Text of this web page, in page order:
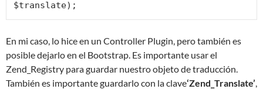
$translate);
En mi caso, lo hice en un Controller Plugin, pero también es
posible dejarlo en el Bootstrap. Es importante usar el
Zend_Registry para guardar nuestro objeto de traducción.
También es importante guardarlo con la clave‘Zend_Translate’,